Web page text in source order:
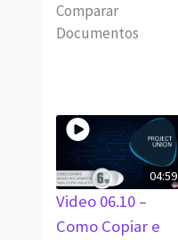
Comparar
Documentos
04:59
Video 06.10 –
Como Copiar e